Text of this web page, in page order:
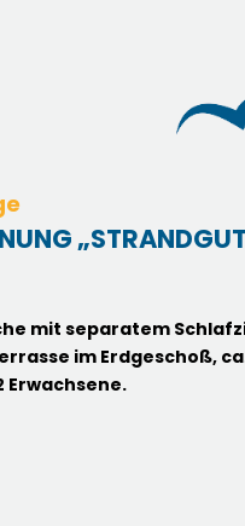
mit separatem
im Erdgeschoß,
Erwachsene.